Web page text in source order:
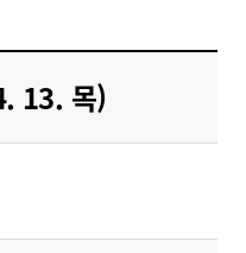
13. 목)